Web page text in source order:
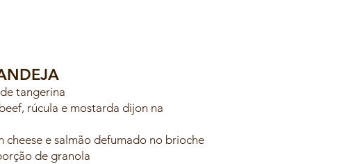
tangerina
rúcula e mostarda dijon na
cheese e salmão defumado no brioche
de granola